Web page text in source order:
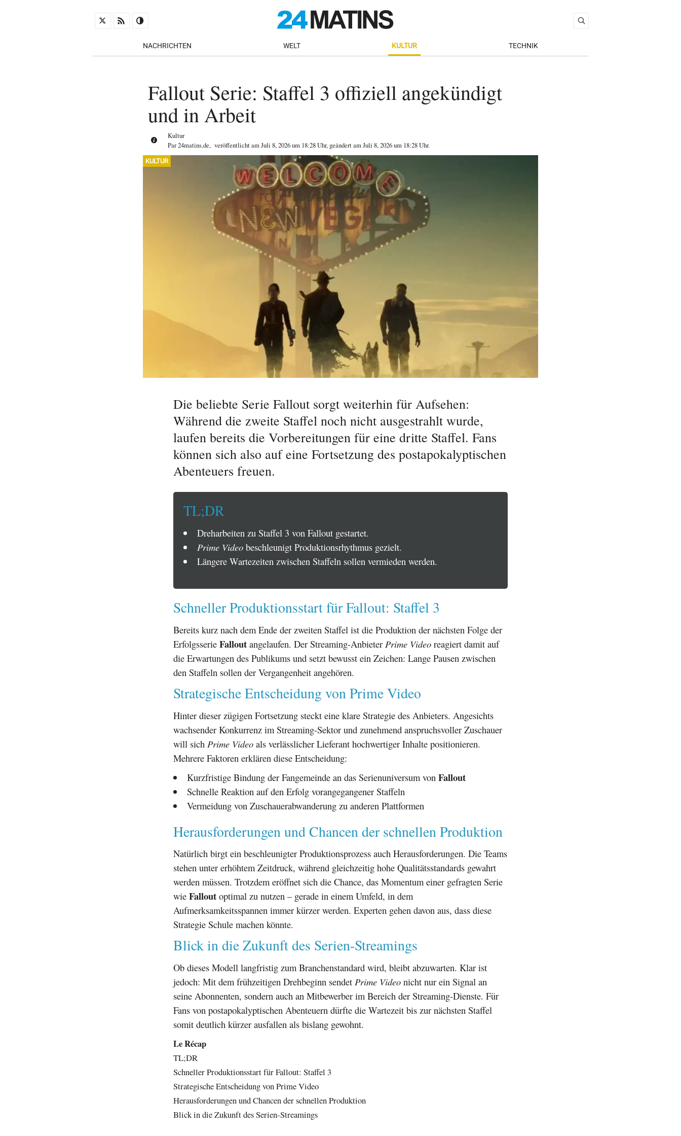
NACHRICHTEN WELT KULTUR TECHNIK
Fallout Serie: Staffel 3 offiziell angekündigt
und in Arbeit
Kultur
Par24matins.de, veröffentlicht amJuli 8, 2026um 18:28 Uhr, geändert am Juli 8, 2026 um 18:28 Uhr.
KULTUR
Die beliebte Serie Fallout sorgt weiterhin für Aufsehen:
Während die zweite Staffel noch nicht ausgestrahlt wurde,
laufen bereits die Vorbereitungen für eine dritte Staffel. Fans
können sich also auf eine Fortsetzung des postapokalyptischen
Abenteuers freuen.
TL;DR
Dreharbeiten zu Staffel 3 von Fallout gestartet.
Prime Videobeschleunigt Produktionsrhythmus gezielt.
Längere Wartezeiten zwischen Staffeln sollen vermieden werden.
Schneller Produktionsstart für Fallout: Staffel 3
Bereits kurz nach dem Ende der zweiten Staffel ist die Produktion der nächsten Folge der
Erfolgsserie Fallout angelaufen. Der Streaming-Anbieter Prime Video reagiert damit auf
die Erwartungen des Publikums und setzt bewusst ein Zeichen: Lange Pausen zwischen
den Staffeln sollen der Vergangenheit angehören.
Strategische Entscheidung von Prime Video
Hinter dieser zügigen Fortsetzung steckt eine klare Strategie des Anbieters. Angesichts
wachsender Konkurrenz im Streaming-Sektor und zunehmend anspruchsvoller Zuschauer
will sich Prime Video als verlässlicher Lieferant hochwertiger Inhalte positionieren.
Mehrere Faktoren erklären diese Entscheidung:
Kurzfristige Bindung der Fangemeinde an das Serienuniversum von Fallout
Schnelle Reaktion auf den Erfolg vorangegangener Staffeln
Vermeidung von Zuschauerabwanderung zu anderen Plattformen
Herausforderungen und Chancen der schnellen Produktion
Natürlich birgt ein beschleunigter Produktionsprozess auch Herausforderungen. Die Teams
stehen unter erhöhtem Zeitdruck, während gleichzeitig hohe Qualitätsstandards gewahrt
werden müssen. Trotzdem eröffnet sich die Chance, das Momentum einer gefragten Serie
wie Fallout optimal zu nutzen – gerade in einem Umfeld, in dem
Aufmerksamkeitsspannen immer kürzer werden. Experten gehen davon aus, dass diese
Strategie Schule machen könnte.
Blick in die Zukunft des Serien-Streamings
Ob dieses Modell langfristig zum Branchenstandard wird, bleibt abzuwarten. Klar ist
jedoch: Mit dem frühzeitigen Drehbeginn sendet Prime Video nicht nur ein Signal an
seine Abonnenten, sondern auch an Mitbewerber im Bereich der Streaming-Dienste. Für
Fans von postapokalyptischen Abenteuern dürfte die Wartezeit bis zur nächsten Staffel
somit deutlich kürzer ausfallen als bislang gewohnt.
Le Récap
TL;DR
Schneller Produktionsstart für Fallout: Staffel 3
Strategische Entscheidung von Prime Video
Herausforderungen und Chancen der schnellen Produktion
Blick in die Zukunft des Serien-Streamings